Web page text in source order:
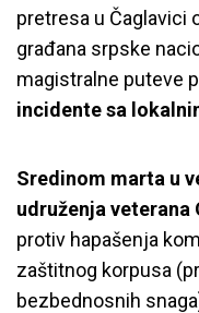
pretresa u Čaglavici
građana srpske
magistralne puteve
incidente sa
Sredinom marta u
udruženja veterana
protiv hapašenja
zaštitnog korpusa
bezbednosnih